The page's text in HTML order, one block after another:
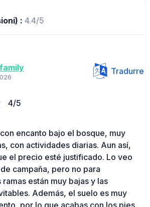
: 4.4/5
Tradurre
4/5
encanto bajo el bosque, muy
con actividades diarias. Aun así,
el precio esté justificado. Lo veo
campaña, pero no para
ramas están muy bajas y las
Además, el suelo es muy